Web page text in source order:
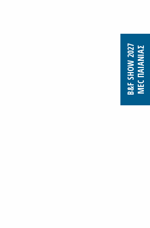
B&F SHOW 2027MEC ΠΑΙΑΝΙΑΣ